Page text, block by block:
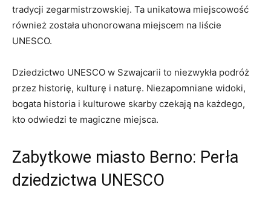
tradycji zegarmistrzowskiej. Ta unikatowa miejscowość
również została uhonorowana miejscem na liście
UNESCO.
Dziedzictwo UNESCO w Szwajcarii to niezwykła podróż
przez historię, kulturę i naturę. Niezapomniane widoki,
bogata historia i kulturowe skarby czekają na każdego,
kto odwiedzi te magiczne miejsca.
Zabytkowe miasto Berno: Perła
dziedzictwa UNESCO